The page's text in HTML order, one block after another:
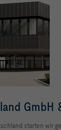
GmbH
starten wir